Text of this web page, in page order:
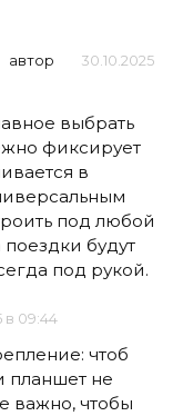
автор
30.10.2025
выбрать
фиксирует
в
под любой
поездки будут
под рукой.
в 09:44
чтоб
планшет не
важно, чтобы